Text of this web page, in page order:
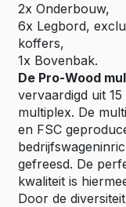
2x Onderbouw,
6x Legbord,
koffers,
1x Bovenbak.
De Pro-Wood
vervaardigd uit
multiplex. De
en FSC
gefreesd. De
kwaliteit is
Door de